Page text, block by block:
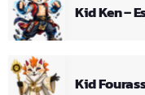
Kid Ken –
Kid